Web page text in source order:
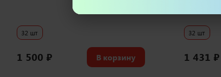
32 шт
1 500 ₽ В корзину
32 шт
1 431 ₽